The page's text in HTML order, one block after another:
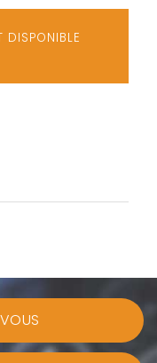
DISPONIBLE